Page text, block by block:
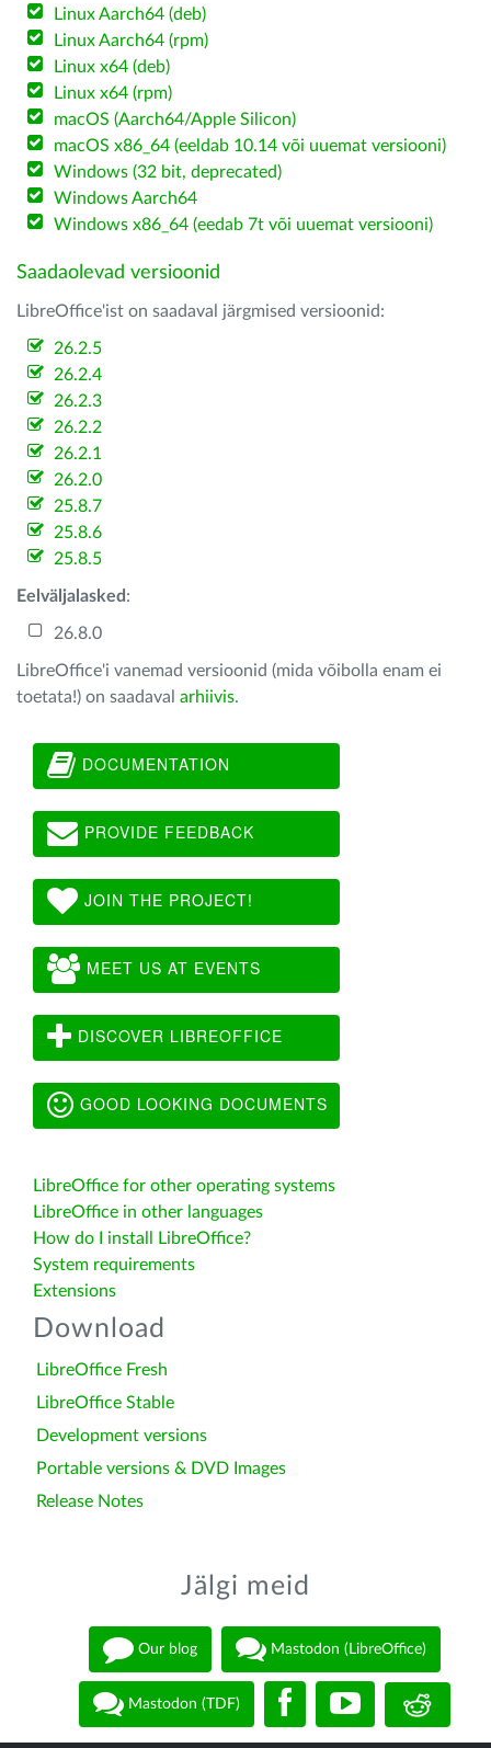
Linux Aarch64 (deb)
Linux Aarch64 (rpm)
Linux x64 (deb)
Linux x64 (rpm)
macOS (Aarch64/Apple Silicon)
macOS x86_64 (eeldab 10.14 või uuemat versiooni)
Windows (32 bit, deprecated)
Windows Aarch64
Windows x86_64 (eedab 7t või uuemat versiooni)
Saadaolevad versioonid
LibreOffice'ist on saadaval järgmised versioonid:
26.2.5
26.2.4
26.2.3
26.2.2
26.2.1
26.2.0
25.8.7
25.8.6
25.8.5
Eelväljalasked :
26.8.0
LibreOffice'i vanemad versioonid (mida võibolla enam ei
toetata!) on saadaval arhiivis.
DOCUMENTATION
PROVIDE FEEDBACK
JOIN THE PROJECT!
MEET US AT EVENTS
DISCOVER LIBREOFFICE
GOOD LOOKING DOCUMENTS
LibreOffice for other operating systems
LibreOffice in other languages
How do I install LibreOffice?
System requirements
Extensions
Download
LibreOffice Fresh
LibreOffice Stable
Development versions
Portable versions & DVD Images
Release Notes
Jälgi meid
Our blog Mastodon (LibreOffice)
Mastodon (TDF)